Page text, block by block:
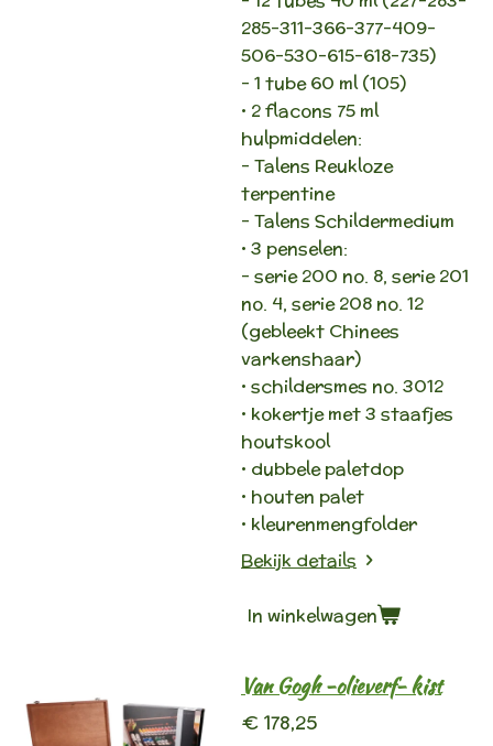
285-311-366-377-409-
506-530-615-618-735)
- 1 tube 60 ml (105)
• 2 flacons 75 ml
hulpmiddelen:
- Talens Reukloze
terpentine
- Talens Schildermedium
• 3 penselen:
- serie 200 no. 8, serie 201
no. 4, serie 208 no. 12
(gebleekt Chinees
varkenshaar)
• schildersmes no. 3012
• kokertje met 3 staafjes
houtskool
• dubbele paletdop
• houten palet
• kleurenmengfolder
Bekijk details
In winkelwagen
Van Gogh -olieverf- kist
€ 178,25